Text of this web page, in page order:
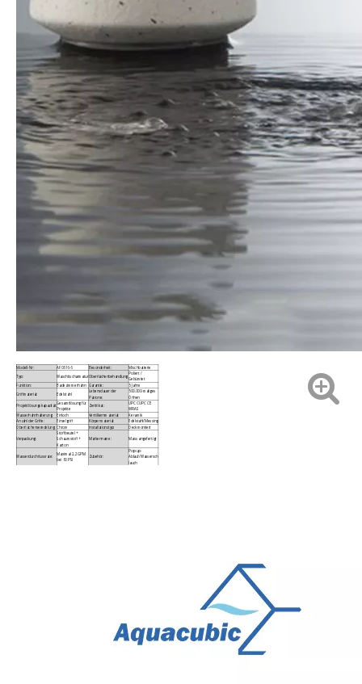
Modell-Nr: AF0616-6 Besonderheit: Mischbatterie
Typ: WaschtischarmaturOberflächenbehandlung:
Poliert /
Gebürstet
Funktion:
Badezimmerhahn Garantie:
5 Jahre
Griffmaterial:
Edelstahl
Lebensdauer der
Patrone:
500.000-maliges
Öffnen
Projektlösungskapazität:
Gesamtlösung für
Projekte
Zertifikat:
UPC CUPC CE
WRAS
Wasserhahnhalterung:
Einloch Ventilkernmaterial:
Keramik
Anzahl der Griffe:
Einzelgriff Körpermaterial: Edelstahl/Messing
Oberflächenveredelung: Chrom Installationstyp: Deckmontiert
Verpackung:
Stoffbeutel +
Schaumstoff +
Karton
Markenname: Mass angefertigt
Wasserdurchflussrate:
Maximal 2,2 GPM
bei 60 PSI
Zubehör:
Pop-up-
Ablauf/Wassersch
lauch